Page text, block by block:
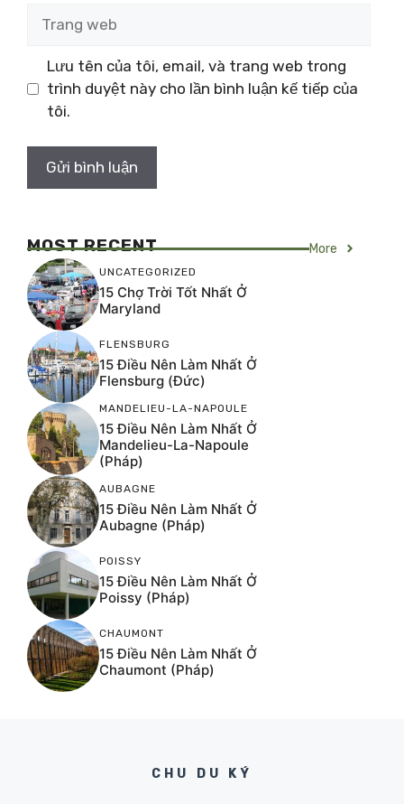
Lưu tên của tôi, email, và trang web trong
trình duyệt này cho lần bình luận kế tiếp của
tôi.
MOST RECENT More
UNCATEGORIZED
15 Chợ Trời Tốt Nhất Ở
Maryland
FLENSBURG
15 Điều Nên Làm Nhất Ở
Flensburg (Đức)
MANDELIEU-LA-NAPOULE
15 Điều Nên Làm Nhất Ở
Mandelieu-La-Napoule
(Pháp)
AUBAGNE
15 Điều Nên Làm Nhất Ở
Aubagne (Pháp)
POISSY
15 Điều Nên Làm Nhất Ở
Poissy (Pháp)
CHAUMONT
15 Điều Nên Làm Nhất Ở
Chaumont (Pháp)
CHU DU KÝ